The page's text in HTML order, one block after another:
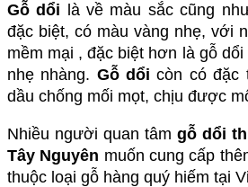
Gỗ dổi là về màu sắc cũng
đặc biệt, có màu vàng nhẹ, với
mềm mại , đặc biệt hơn là gỗ
nhẹ nhàng. Gỗ dổi còn có đặc
dầu chống mối mọt, chịu được
Nhiều người quan tâm gỗ dổi
Tây Nguyên muốn cung cấp
thuộc loại gỗ hàng quý hiếm tại